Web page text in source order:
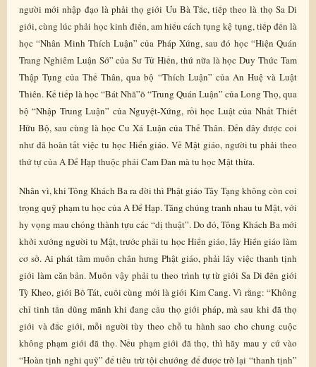
người mới nhập đạo là phải thọ giới Ưu Bà Tắc, tiếp theo là thọ Sa Di
giới, cùng lúc phải học kinh điển, am hiểu cách tụng kệ tụng, tiếp đến là
học “Nhân Minh Thích Luận” của Pháp Xứng, sau đó học “Hiện Quán
Trang Nghiêm Luận Sớ” của Sư Tử Hiền, thứ nữa là học Duy Thức Tam
Thập Tụng của Thế Thân, qua bộ “Thích Luận” của An Huệ và Luật
Thiên. Kế tiếp là học “Bát Nhã”õ “Trung Quán Luận” của Long Thọ, qua
bộ “Nhập Trung Luận” của Nguyệt-Xứng, rồi học Luật của Nhất Thiết
Hữu Bộ, sau cùng là học Cu Xá Luận của Thế Thân. Đến đây được coi
như đã hoàn tất việc tu học Hiển giáo. Về Mật giáo, người tu phải theo
thứ tự của A Để Hạp thuộc phái Cam Đan mà tu học Mật thừa.
Nhân vì, khi Tông Khách Ba ra đời thì Phật giáo Tây Tạng không còn coi
trọng quỹ phạm tu học của A Để Hạp. Tăng chúng tranh nhau tu Mật, với
hy vọng mau chóng thành tựu các “dị thuật”. Do đó, Tông Khách Ba mới
khởi xướng người tu Mật, trước phải tu học Hiển giáo, lấy Hiển giáo làm
cơ sở. Ai phát tâm muốn chấn hưng Phật giáo, phải lấy việc thanh tịnh
giới làm căn bản. Muốn vậy phải tu theo trình tự từ giới Sa Di đến giới
Tỳ Kheo, giới Bồ Tát, cuối cùng mới là giới Kim Cang. Vì rằng: “Không
chỉ tinh tấn dũng mãnh khi đang cầu thọ giới pháp, mà sau khi đã thọ
giới và đắc giới, mỗi người tùy theo chỗ tu hành sao cho chung cuộc
không phạm giới đã thọ. Nếu phạm giới đã thọ, thì hãy mau y cứ vào
“Hoàn tịnh nghi quỹ” để tiêu trừ tội chướng để được trở lại “thanh tịnh”